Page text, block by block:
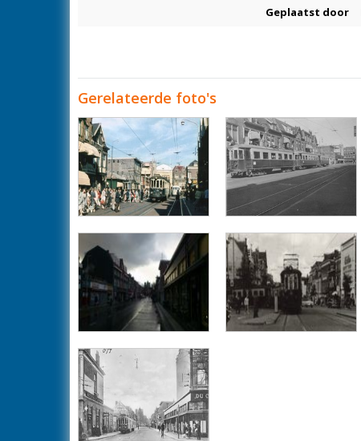
Geplaatst door
Gerelateerde foto's